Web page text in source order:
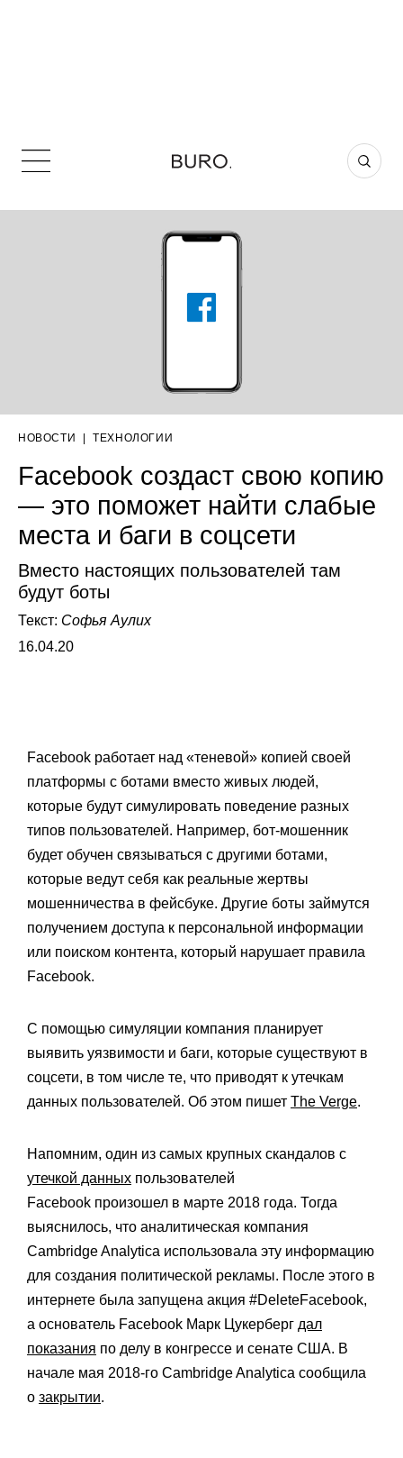
НОВОСТИ ТЕХНОЛОГИИ
Facebook создаст свою копию
— это поможет найти слабые
места и баги в соцсети
Вместо настоящих пользователей там
будут боты
Текст: Софья Аулих
16.04.20
Facebook работает над «теневой» копией своей
платформы с ботами вместо живых людей,
которые будут симулировать поведение разных
типов пользователей. Например, бот-мошенник
будет обучен связываться с другими ботами,
которые ведут себя как реальные жертвы
мошенничества в фейсбуке. Другие боты займутся
получением доступа к персональной информации
или поиском контента, который нарушает правила
Facebook.
С помощью симуляции компания планирует
выявить уязвимости и баги, которые существуют в
соцсети, в том числе те, что приводят к утечкам
данных пользователей. Об этом пишет The Verge.
Напомним, один из самых крупных скандалов с
утечкой данных пользователей
Facebook произошел в марте 2018 года. Тогда
выяснилось, что аналитическая компания
Cambridge Analytica использовала эту информацию
для создания политической рекламы. После этого в
интернете была запущена акция #DeleteFacebook,
а основатель Facebook Марк Цукерберг дал
показания по делу в конгрессе и сенате США. В
начале мая 2018-го Cambridge Analytica сообщила
о закрытии.